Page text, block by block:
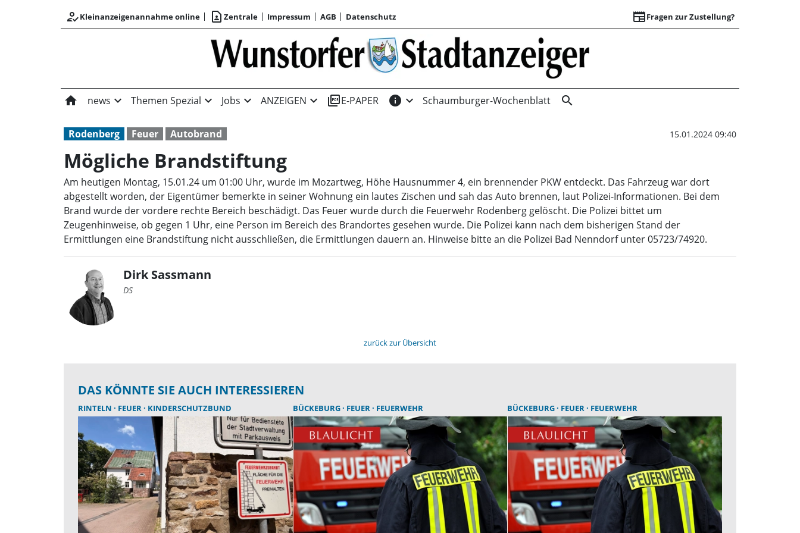
how_to_regKleinanzeigenannahme online contact_page Zentrale Impressum AGB Datenschutz newspaperFragen zur Zustellung?
Mögliche
home news expand_more Themen Spezial expand_more Jobs expand_more ANZEIGEN expand_more picture_as_pdfE-PAPER info expand_more Schaumburger-Wochenblatt search
Rodenberg Feuer Autobrand 15.01.2024 09:40
Mögliche Brandstiftung
Am heutigen Montag, 15.01.24 um 01:00 Uhr, wurde im Mozartweg, Höhe Hausnummer 4, ein brennender PKW entdeckt. Das Fahrzeug war dort
abgestellt worden, der Eigentümer bemerkte in seiner Wohnung ein lautes Zischen und sah das Auto brennen, laut Polizei-Informationen. Bei dem
Brand wurde der vordere rechte Bereich beschädigt. Das Feuer wurde durch die Feuerwehr Rodenberg gelöscht. Die Polizei bittet um
Zeugenhinweise, ob gegen 1 Uhr, eine Person im Bereich des Brandortes gesehen wurde. Die Polizei kann nach dem bisherigen Stand der
Ermittlungen eine Brandstiftung nicht ausschließen, die Ermittlungen dauern an. Hinweise bitte an die Polizei Bad Nenndorf unter 05723/74920.
Dirk Sassmann
DS
zurück zur Übersicht
DAS KÖNNTE SIE AUCH INTERESSIEREN
RINTELN FEUER KINDERSCHUTZBUND BÜCKEBURG FEUER FEUERWEHR BÜCKEBURG FEUER FEUERWEHR